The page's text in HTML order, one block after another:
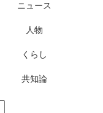
ニュース
人物
くらし
共知論